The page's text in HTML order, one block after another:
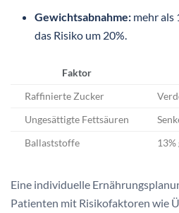
Gewichtsabnahme: mehr als
das Risiko um 20%.
Faktor
Raffinierte Zucker
Ungesättigte Fettsäuren
Ballaststoffe
Eine individuelle
Patienten mit Risikofaktoren wie